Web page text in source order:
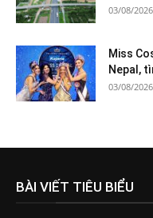
03/08/2026
Miss
Nepal,
03/08/2026
BÀI VIẾT TIÊU BIỂU